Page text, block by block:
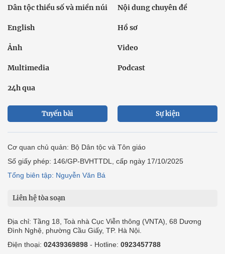
Dân tộc thiểu số và miền núi Nội dung chuyên đề
English Hồ sơ
Ảnh Video
Multimedia Podcast
24h qua
Tuyến bài Sự kiện
Cơ quan chủ quản: Bộ Dân tộc và Tôn giáo
Số giấy phép: 146/GP-BVHTTDL, cấp ngày 17/10/2025
Tổng biên tập: Nguyễn Văn Bá
Liên hệ tòa soạn
Địa chỉ: Tầng 18, Toà nhà Cục Viễn thông (VNTA), 68 Dương
Đình Nghệ, phường Cầu Giấy, TP. Hà Nội.
Điện thoại: 02439369898 - Hotline: 0923457788